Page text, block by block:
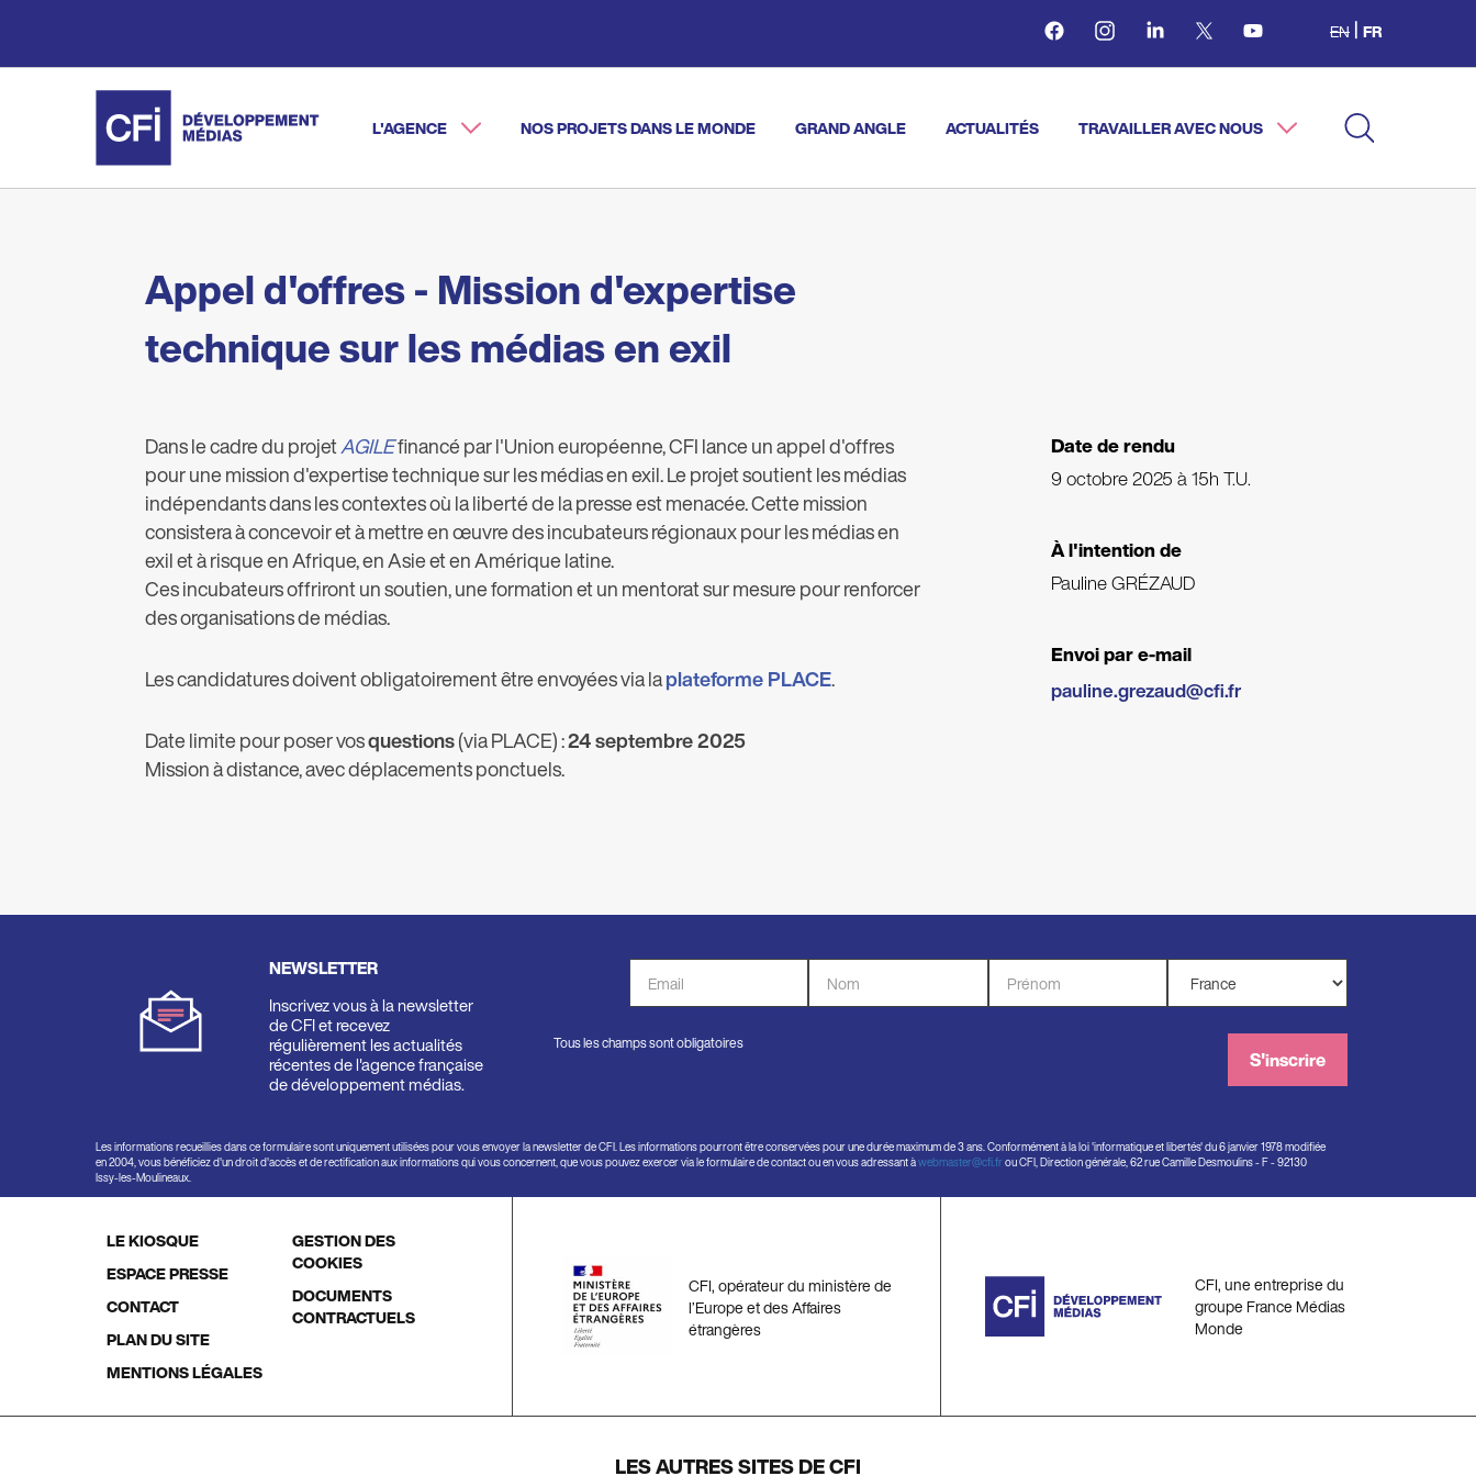
contenu
FacebookInstagramLinkedinTwitterYoutube EN FR
Main navigation
L'AGENCE NOS PROJETS DANS LE MONDE GRAND ANGLE ACTUALITÉS TRAVAILLER AVEC NOUS
Appel d'offres - Mission d'expertise
technique sur les médias en exil
Dans le cadre du projetAGILEfinancé par l'Union européenne, CFI lance un appel d'offres
pour une mission d'expertise technique sur les médias en exil. Le projet soutient les médias
indépendants dans les contextes où la liberté de la presse est menacée. Cette mission
consistera à concevoir et à mettre en œuvre des incubateurs régionaux pour les médias en
exil et à risque en Afrique, en Asie et en Amérique latine.
Ces incubateurs offriront un soutien, une formation et un mentorat sur mesure pour renforcer
des organisations de médias.
Les candidatures doivent obligatoirement être envoyées via laplateforme PLACE.
Date limite pour poser vosquestions(via PLACE) :24 septembre 2025
Mission à distance, avec déplacements ponctuels.
Date de rendu
9 octobre 2025 à 15h T.U.
À l'intention de
Pauline GRÉZAUD
Envoi par e-mail
pauline.grezaud@cfi.fr
NEWSLETTER
Inscrivez vous à la newsletter
de CFI et recevez
régulièrement les actualités
récentes de l'agence française
de développement médias.
Adresse
de
*
Nom
*
Prénom
*
Pays
*
Tous les champs sont obligatoires
S'inscrire
Les informations recueillies dans ce formulaire sont uniquement utilisées pour vous envoyer la newsletter de CFI. Les informations pourront être conservées pour une durée maximum de 3 ans. Conformément à la loi 'informatique et libertés' du 6 janvier 1978 modifiée
en 2004, vous bénéficiez d'un droit d'accès et de rectification aux informations qui vous concernent, que vous pouvez exercer via le formulaire de contact ou en vous adressant àwebmaster@cfi.fr ou CFI, Direction générale, 62 rue Camille Desmoulins - F - 92130
Issy-les-Moulineaux.
Footer
menu
LE KIOSQUE
ESPACE PRESSE
CONTACT
PLAN DU SITE
MENTIONS LÉGALES
GESTION DES
COOKIES
DOCUMENTS
CONTRACTUELS
CFI, opérateur du ministère de
l’Europe et des Affaires
étrangères
CFI, une entreprise du
groupe France Médias
Monde
LES AUTRES SITES DE CFI